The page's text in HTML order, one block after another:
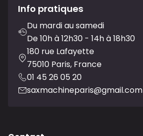
Info pratiques
Du mardi au samedi
De 10h à 12h30 - 14h à 18h30
180 rue Lafayette
75010 Paris, France
01 45 26 05 20
saxmachineparis@gmail.com